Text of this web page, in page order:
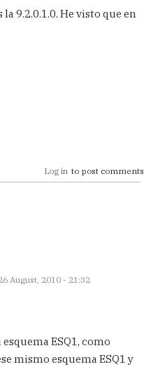
9.2.0.1.0. He visto que en
Log in to post comments
August, 2010 - 21:32
ESQ1, como
mismo esquema ESQ1 y